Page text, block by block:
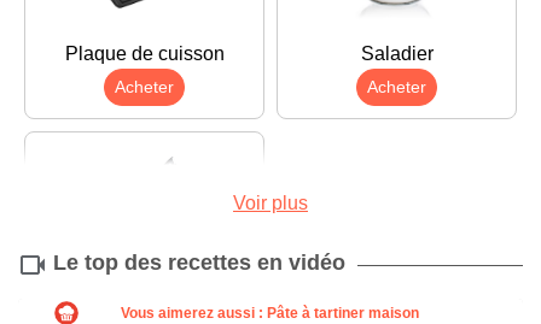
Plaque de cuisson
Acheter
Saladier
Acheter
Couteau
Acheter
Voir plus
Le top des recettes en vidéo